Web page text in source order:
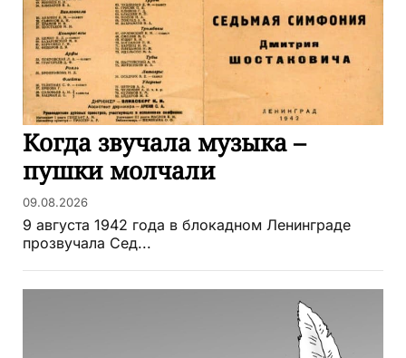
Когда звучала музыка –
пушки молчали
09.08.2026
9 августа 1942 года в блокадном Ленинграде
прозвучала Сед...